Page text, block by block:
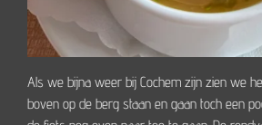
Als we bijna weer bij Cochem zijn zien we
boven op de berg staan en gaan toch een